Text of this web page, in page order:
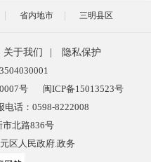
省内地市 三明县区
关于我们
隐私保护
号
闽ICP备15013523号
电话：0598-8222008
北路836号
区人民政府.政务